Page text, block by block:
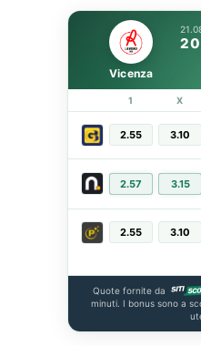
Vicenza
1 X
2.55 3.10
2.57 3.15
2.55 3.10
Quote fornite da
minuti. I bonus sono a